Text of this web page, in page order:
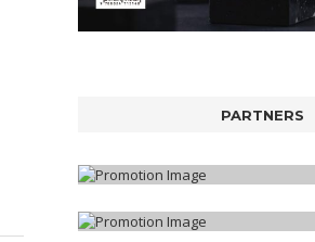
PARTNERS